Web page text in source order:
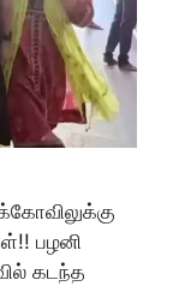
பழனி
கடந்த